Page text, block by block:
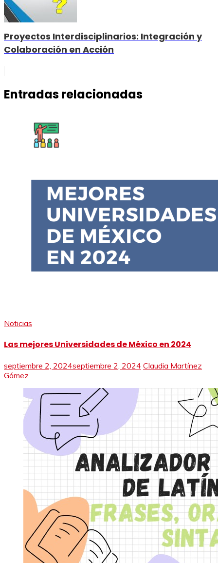
Proyectos Interdisciplinarios: Integración y
Colaboración en Acción
Entradas relacionadas
Noticias
Las mejores Universidades de México en 2024
septiembre 2, 2024septiembre 2, 2024 Claudia Martínez
Gómez